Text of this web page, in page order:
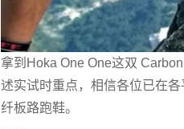
拿到Hoka One One这双
述实试时重点，相信各位已在
纤板路跑鞋。